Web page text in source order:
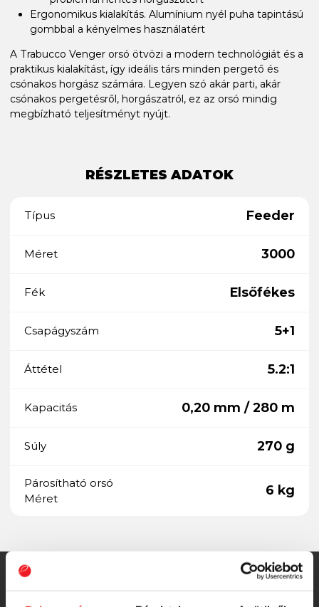
Ergonomikus kialakítás. Alumínium nyél puha tapintású
gombbal a kényelmes használatért
A Trabucco Venger orsó ötvözi a modern technológiát és a
praktikus kialakítást, így ideális társ minden pergető és
csónakos horgász számára. Legyen szó akár parti, akár
csónakos pergetésről, horgászatról, ez az orsó mindig
megbízható teljesítményt nyújt.
RÉSZLETES ADATOK
Típus Feeder
Méret 3000
Fék Elsőfékes
Csapágyszám 5+1
Áttétel 5.2:1
Kapacitás 0,20 mm / 280 m
Súly 270 g
Párosítható orsó
Méret
6 kg
SZINTÉN KIVÁLÓAK